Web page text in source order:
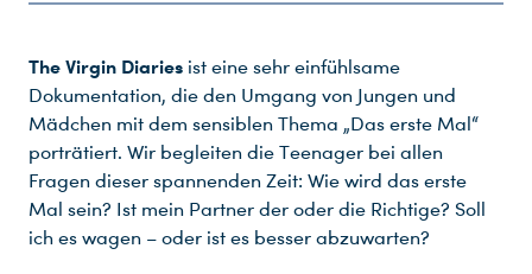
The Virgin Diaries ist eine sehr einfühlsame
Dokumentation, die den Umgang von Jungen und
Mädchen mit dem sensiblen Thema „Das erste Mal“
porträtiert. Wir begleiten die Teenager bei allen
Fragen dieser spannenden Zeit: Wie wird das erste
Mal sein? Ist mein Partner der oder die Richtige? Soll
ich es wagen – oder ist es besser abzuwarten?